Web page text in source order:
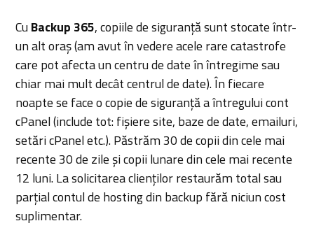
Cu Backup 365, copiile de siguranță sunt stocate într-
un alt oraș (am avut în vedere acele rare catastrofe
care pot afecta un centru de date în întregime sau
chiar mai mult decât centrul de date). În fiecare
noapte se face o copie de siguranță a întregului cont
cPanel (include tot: fișiere site, baze de date, emailuri,
setări cPanel etc.). Păstrăm 30 de copii din cele mai
recente 30 de zile și copii lunare din cele mai recente
12 luni. La solicitarea clienților restaurăm total sau
parțial contul de hosting din backup fără niciun cost
suplimentar.